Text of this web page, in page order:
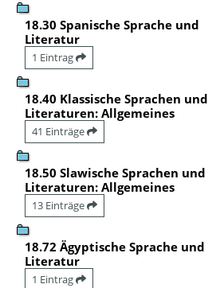
18.30 Spanische Sprache und
Literatur
1 Eintrag
18.40 Klassische Sprachen und
Literaturen: Allgemeines
41 Einträge
18.50 Slawische Sprachen und
Literaturen: Allgemeines
13 Einträge
18.72 Ägyptische Sprache und
Literatur
1 Eintrag